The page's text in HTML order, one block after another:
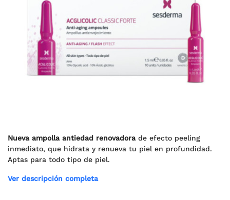
Nueva ampolla antiedad renovadorade efecto peeling
inmediato, que hidrata y renueva tu piel en profundidad.
Aptas para todo tipo de piel.
Ver descripción completa